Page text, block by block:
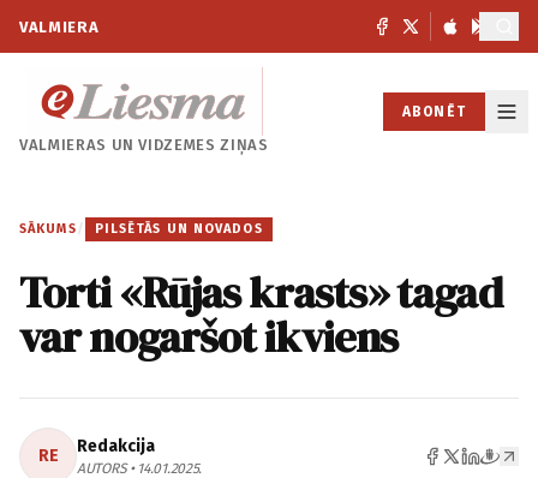
VALMIERA
VALMIERAS UNVIDZEMES ZIŅAS
ABONĒT
SĀKUMS / PILSĒTĀS UN NOVADOS
Torti «Rūjas krasts» tagad
var nogaršot ikviens
RE Redakcija
AUTORS • 14.01.2025.